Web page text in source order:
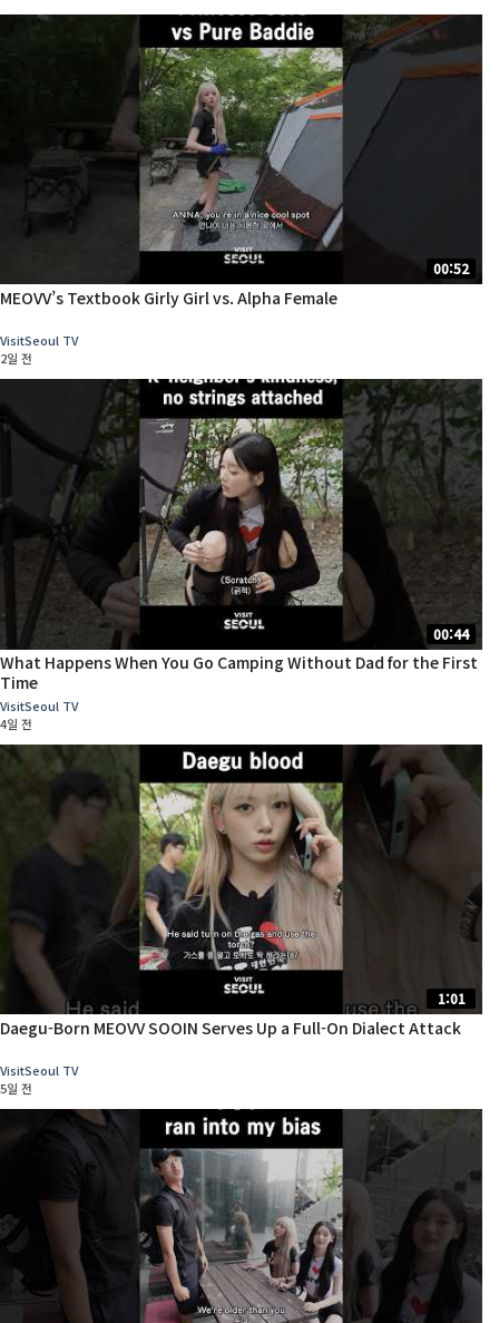
00:52
MEOVV’s Textbook Girly Girl vs. Alpha Female
VisitSeoul TV
2일 전
00:44
What Happens When You Go Camping Without Dad for the First
Time
VisitSeoul TV
4일 전
1:01
Daegu-Born MEOVV SOOIN Serves Up a Full-On Dialect Attack
VisitSeoul TV
5일 전